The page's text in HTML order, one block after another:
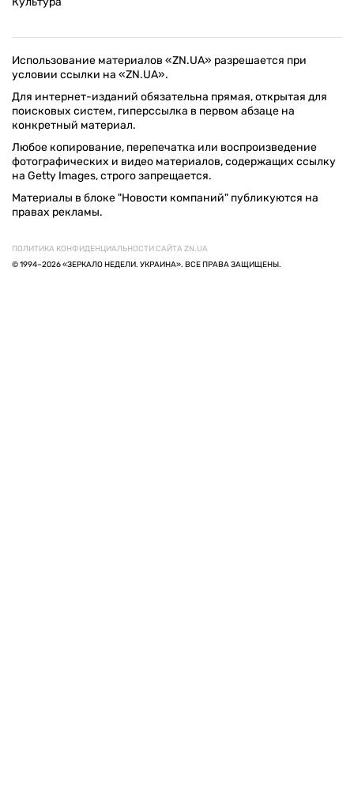
Использование материалов «ZN.UA» разрешается при
условии ссылки на «ZN.UA».
Для интернет-изданий обязательна прямая, открытая для
поисковых систем, гиперссылка в первом абзаце на
конкретный материал.
Любое копирование, перепечатка или воспроизведение
фотографических и видео материалов, содержащих ссылку
на Getty Images, строго запрещается.
Материалы в блоке "Новости компаний" публикуются на
правах рекламы.
ПОЛИТИКА КОНФИДЕНЦИАЛЬНОСТИ САЙТА ZN.UA
© 1994–2026 «ЗЕРКАЛО НЕДЕЛИ. УКРАИНА». ВСЕ ПРАВА ЗАЩИЩЕНЫ.